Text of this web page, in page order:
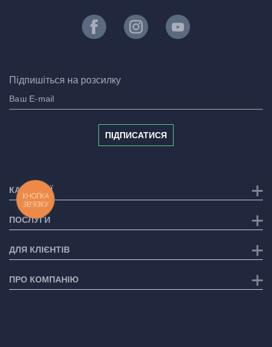
Підпишіться на розсилку
ПІДПИСАТИСЯ
КАТЕГОРІЇ
ПОСЛУГИ
ДЛЯ КЛІЄНТІВ
ПРО КОМПАНІЮ
КНОПКА
ЗВ'ЯЗКУ